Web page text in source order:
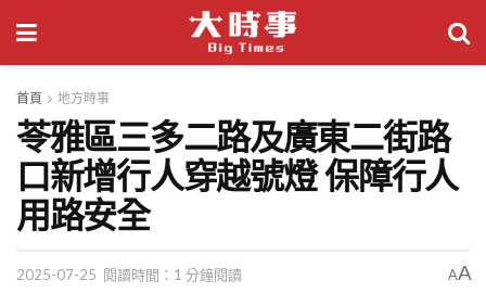
首頁 地方時事
苓雅區三多二路及廣東二街路
口新增行人穿越號燈 保障行人
用路安全
2025-07-25 閱讀時間：1 分鐘閱讀 AA